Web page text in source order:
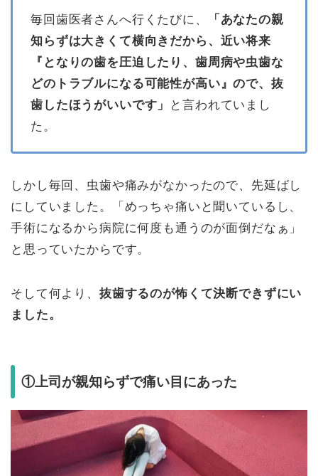
毎回歯医者さんへ行くたびに、
「あなたの親
知らずは大きくて横向きだから、近い将来
『となりの歯を圧迫したり、歯周病や虫歯な
どのトラブルになる可能性が高い』ので、抜
歯したほうがいいです」
と言われていまし
た。
しかし毎回、虫歯や痛みがなかったので、先延ばし
にしていました。「めっちゃ痛いと聞いているし、
手術になるから病院に何度も通うのが面倒だなぁ」
と思っていたからです。
そして何より、 抜歯するのが怖くて決断できずにい
ました。
①上司が親知らずで痛い目にあった